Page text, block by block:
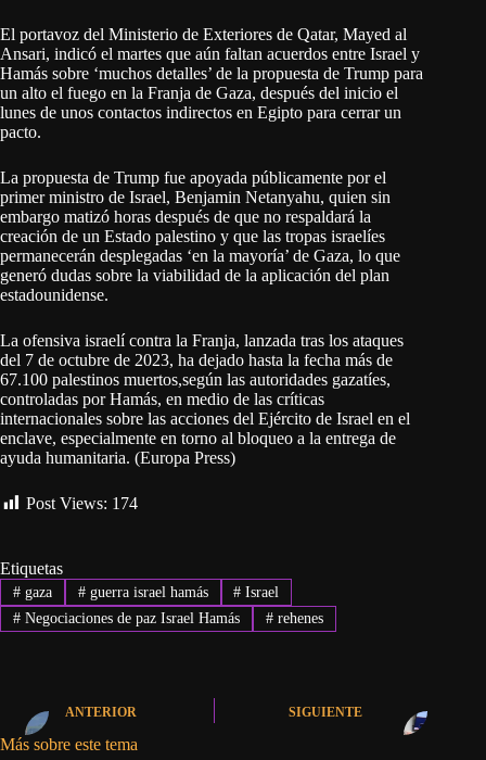
El portavoz del Ministerio de Exteriores de Qatar, Mayed al
Ansari, indicó el martes que aún faltan acuerdos entre Israel y
Hamás sobre ‘muchos detalles’ de la propuesta de Trump para
un alto el fuego en la Franja de Gaza, después del inicio el
lunes de unos contactos indirectos en Egipto para cerrar un
pacto.
La propuesta de Trump fue apoyada públicamente por el
primer ministro de Israel, Benjamin Netanyahu, quien sin
embargo matizó horas después de que no respaldará la
creación de un Estado palestino y que las tropas israelíes
permanecerán desplegadas ‘en la mayoría’ de Gaza, lo que
generó dudas sobre la viabilidad de la aplicación del plan
estadounidense.
La ofensiva israelí contra la Franja, lanzada tras los ataques
del 7 de octubre de 2023, ha dejado hasta la fecha más de
67.100 palestinos muertos,según las autoridades gazatíes,
controladas por Hamás, en medio de las críticas
internacionales sobre las acciones del Ejército de Israel en el
enclave, especialmente en torno al bloqueo a la entrega de
ayuda humanitaria. (Europa Press)
Post Views: 174
Etiquetas
#gaza #guerra israel hamás # Israel
#Negociaciones de paz Israel Hamás #rehenes
ANTERIOR SIGUIENTE
Más sobre este tema